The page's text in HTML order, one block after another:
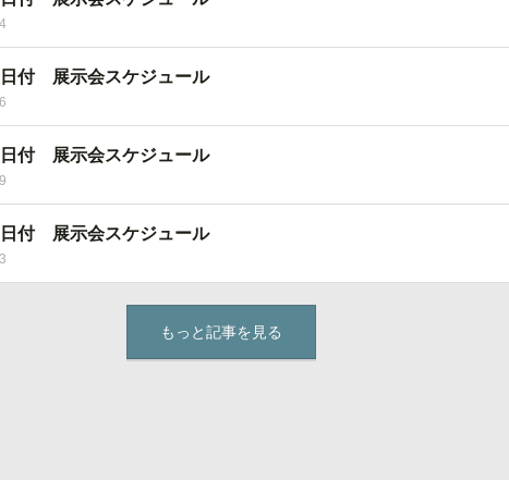
付 展示会スケジュール
付 展示会スケジュール
付 展示会スケジュール
もっと記事を見る